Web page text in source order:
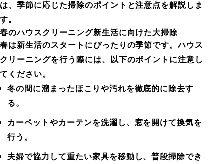
は、季節に応じた掃除のポイントと注意点を解説しま
す。
春のハウスクリーニング新生活に向けた大掃除
春は新生活のスタートにぴったりの季節です。ハウス
クリーニングを行う際には、以下のポイントに注意し
てください。
冬の間に溜まったほこりや汚れを徹底的に除去す
る。
カーペットやカーテンを洗濯し、窓を開けて換気を
行う。
夫婦で協力して重たい家具を移動し、普段掃除でき